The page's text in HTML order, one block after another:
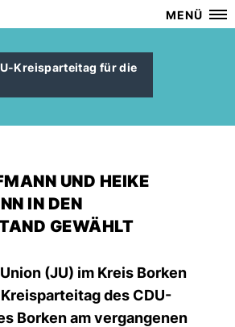
MENÜ
Kreisparteitag für die
UND HEIKE
IN DEN
GEWÄHLT
(JU) im Kreis Borken
des CDU-
Borken am vergangenen